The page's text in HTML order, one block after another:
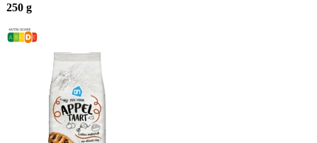
250 g